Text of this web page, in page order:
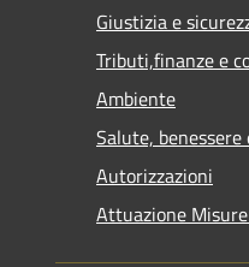
Giustizia e
Tributi,finanze e
Ambiente
Salute, benessere
Autorizzazioni
Attuazione